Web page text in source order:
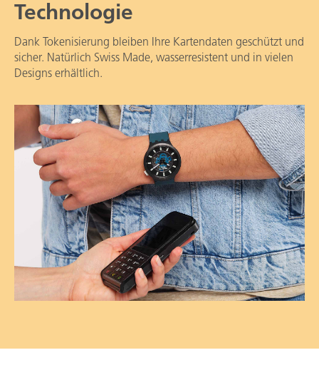
Technologie
Dank Tokenisierung bleiben Ihre Kartendaten geschützt und
sicher. Natürlich Swiss Made, wasserresistent und in vielen
Designs erhältlich.